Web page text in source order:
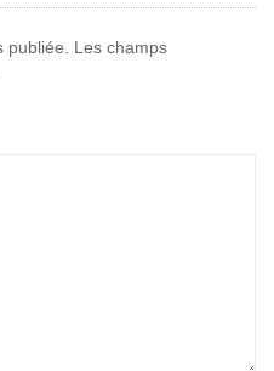
Les champs